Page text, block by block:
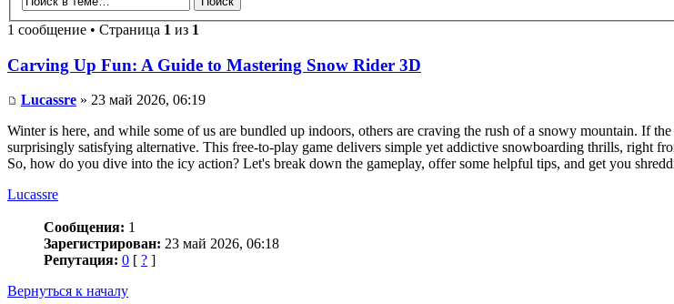
1 сообщение • Страница 1 из 1
Carving Up Fun: A Guide to Mastering Snow Rider 3D
Lucassre » 23 май 2026, 06:19
Winter is here, and while some of us are bundled up indoors, others are craving the rush of a snowy mountain. If
surprisingly satisfying alternative. This free-to-play game delivers simple yet addictive snowboarding thrills, right
So, how do you dive into the icy action? Let's break down the gameplay, offer some helpful tips, and get you
Lucassre
Сообщения: 1
Зарегистрирован: 23 май 2026, 06:18
Репутация: 0 [ ? ]
Вернуться к началу